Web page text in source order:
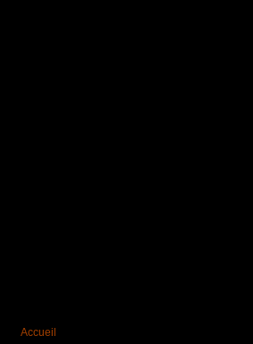
Accueil